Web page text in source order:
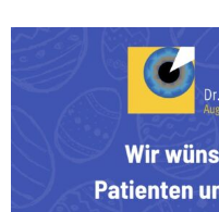
Wir wünschen